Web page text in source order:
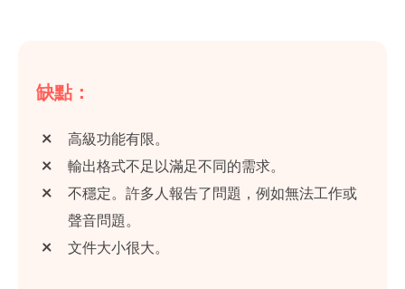
缺點：
高級功能有限。
輸出格式不足以滿足不同的需求。
不穩定。許多人報告了問題，例如無法工作或
聲音問題。
文件大小很大。